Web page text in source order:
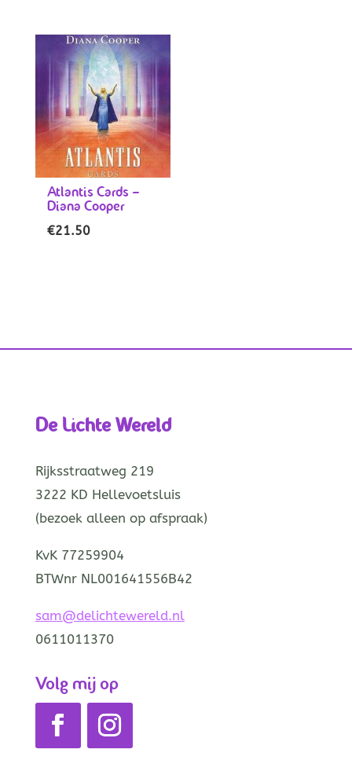
Atlantis Cards –
Diana Cooper
€21.50
De Lichte Wereld
Rijksstraatweg 219
3222 KD Hellevoetsluis
(bezoek alleen op afspraak)
KvK 77259904
BTWnr NL001641556B42
sam@delichtewereld.nl
0611011370
Volg mij op